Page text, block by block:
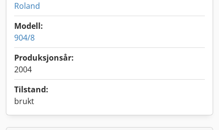
Roland
Modell:
904/8
Produksjonsår:
2004
Tilstand:
brukt